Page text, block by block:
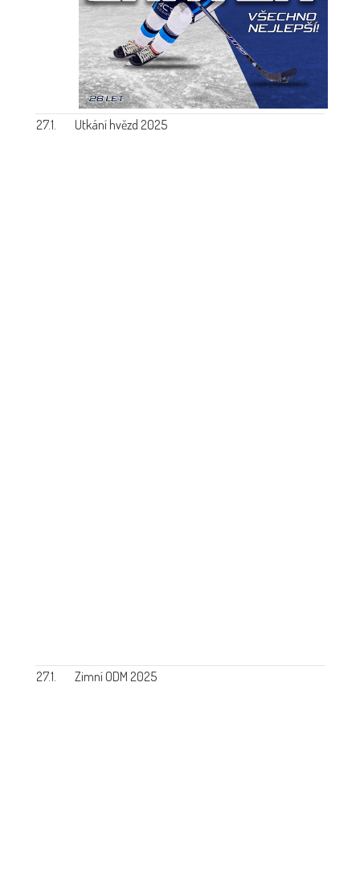
27.1. Utkání hvězd 2025
27.1. Zimní ODM 2025